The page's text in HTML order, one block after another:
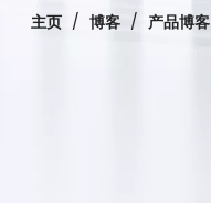
主页 / 博客 / 产品博客